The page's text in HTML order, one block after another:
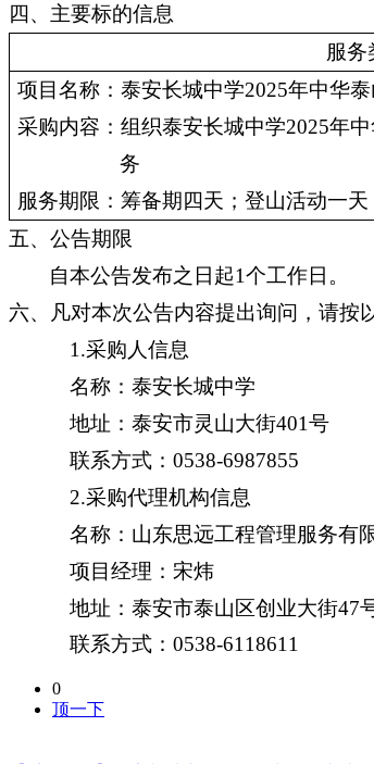
四、主要标的信息
服务
项目名称：泰安长城中学2025年中华
采购内容 ：组织泰安长城中学2025年
务
服务期限 ：筹备期四天；登山活动一天
五、 公告期限
自本公告发布之日起1个工作日。
六、
凡对本次公告内容提出询问，请按
1.采购人信息
名称：泰安长城中学
地址：泰安市灵山大街401号
联系方式： 0538-6987855
2.采购代理机构信息
名称：山东思远工程管理服务有
项目经理： 宋炜
地址：泰安市泰山区创业大街47
联系方式 ： 0538-6118611
0
顶一下